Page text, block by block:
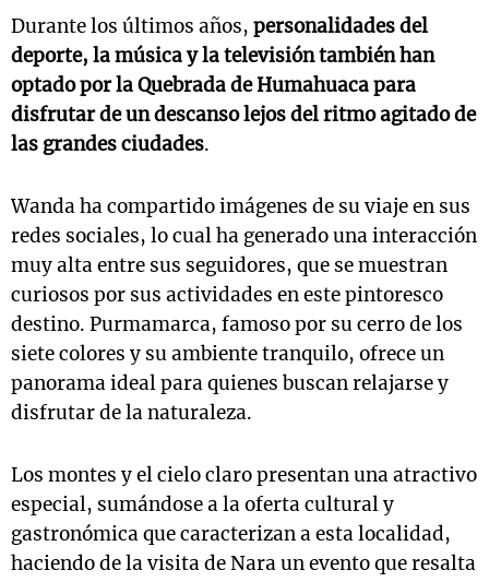
Durante los últimos años, personalidades del
deporte, la música y la televisión también han
optado por la Quebrada de Humahuaca para
disfrutar de un descanso lejos del ritmo agitado de
las grandes ciudades.
Wanda ha compartido imágenes de su viaje en sus
redes sociales, lo cual ha generado una interacción
muy alta entre sus seguidores, que se muestran
curiosos por sus actividades en este pintoresco
destino. Purmamarca, famoso por su cerro de los
siete colores y su ambiente tranquilo, ofrece un
panorama ideal para quienes buscan relajarse y
disfrutar de la naturaleza.
Los montes y el cielo claro presentan una atractivo
especial, sumándose a la oferta cultural y
gastronómica que caracterizan a esta localidad,
haciendo de la visita de Nara un evento que resalta